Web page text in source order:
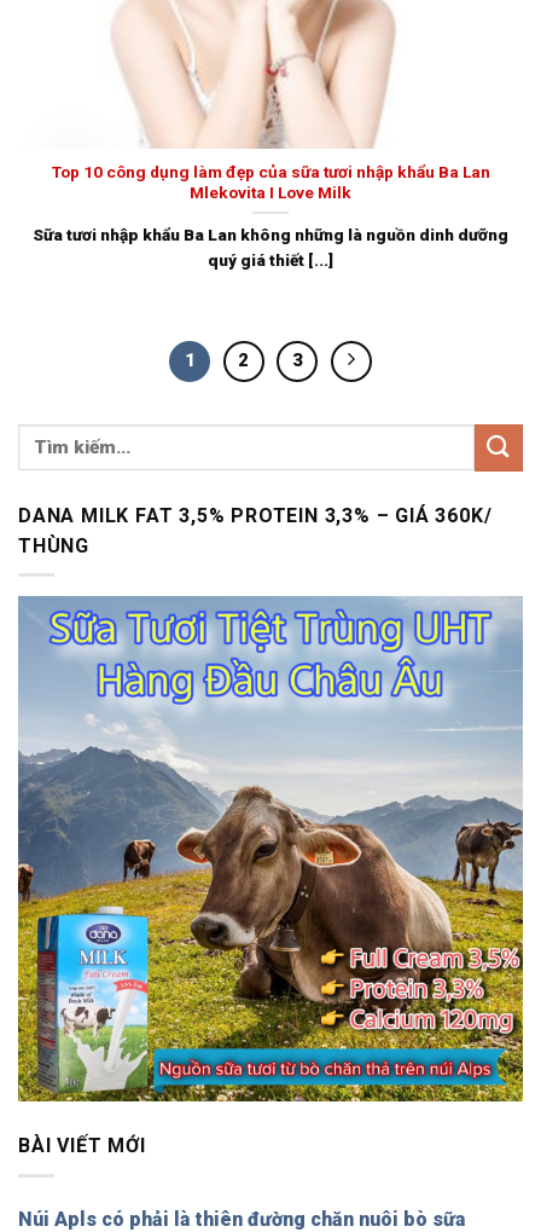
Top 10 công dụng làm đẹp của sữa tươi nhập khẩu Ba Lan
Mlekovita I Love Milk
Sữa tươi nhập khẩu Ba Lan không những là nguồn dinh dưỡng
quý giá thiết [...]
1 2 3
DANA MILK FAT 3,5% PROTEIN 3,3% – GIÁ 360K/
THÙNG
BÀI VIẾT MỚI
Núi Apls có phải là thiên đường chăn nuôi bò sữa